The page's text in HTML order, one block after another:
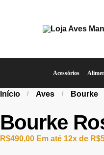
Acessórios
Início / Aves / Bourke
Bourke
R$490,00 Em até 12x de R$